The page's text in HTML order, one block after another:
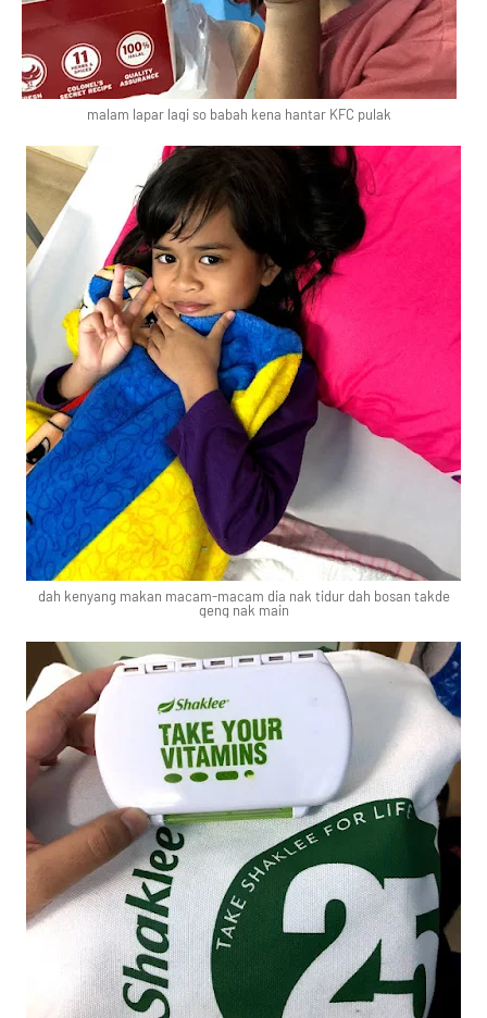
malam lapar lagi so babah kena hantar KFC pulak
dah kenyang makan macam-macam dia nak tidur dah bosan takde
geng nak main